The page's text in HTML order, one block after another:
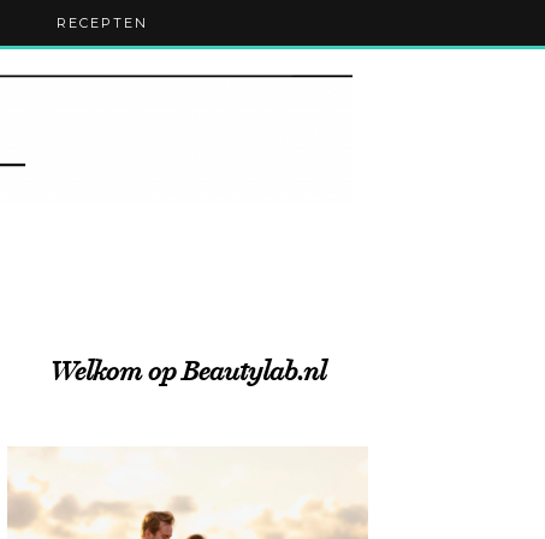
RECEPTEN
Welkom op Beautylab.nl